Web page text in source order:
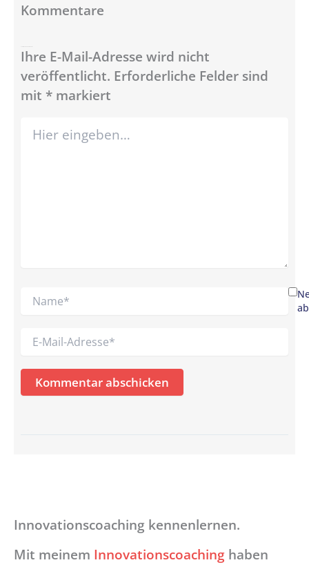
Kommentare
Ihre E-Mail-Adresse wird nicht
veröffentlicht. Erforderliche Felder sind
mit * markiert
eingeben…
Mail-
Innovationscoaching kennenlernen.
Mit meinem Innovationscoaching haben